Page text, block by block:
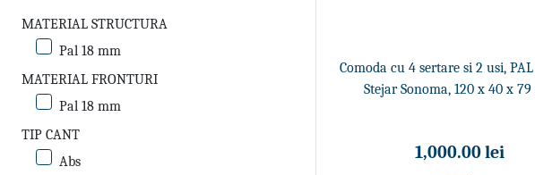
MATERIAL STRUCTURA
Pal 18 mm
MATERIAL FRONTURI
Pal 18 mm
TIP CANT
Abs
Comoda cu 4 sertare si 2 usi,
Stejar Sonoma, 120 x 40 x
1,000.00 lei